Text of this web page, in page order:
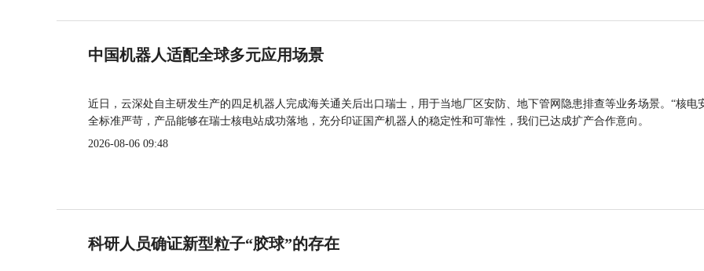
中国机器人适配全球多元应用场景
近日，云深处自主研发生产的四足机器人完成海关通关后出口瑞士，用于当地厂区安防、地下管网隐患排查等业务场景。“核电
全标准严苛，产品能够在瑞士核电站成功落地，充分印证国产机器人的稳定性和可靠性，我们已达成扩产合作意向。
2026-08-06 09:48
科研人员确证新型粒子“胶球”的存在